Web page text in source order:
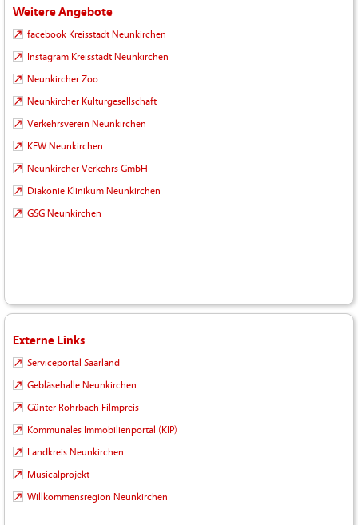
Weitere Angebote
facebook Kreisstadt Neunkirchen
Instagram Kreisstadt Neunkirchen
Neunkircher Zoo
Neunkircher Kulturgesellschaft
Verkehrsverein Neunkirchen
KEW Neunkirchen
Neunkircher Verkehrs GmbH
Diakonie Klinikum Neunkirchen
GSG Neunkirchen
Externe Links
Serviceportal Saarland
Gebläsehalle Neunkirchen
Günter Rohrbach Filmpreis
Kommunales Immobilienportal (KIP)
Landkreis Neunkirchen
Musicalprojekt
Willkommensregion Neunkirchen